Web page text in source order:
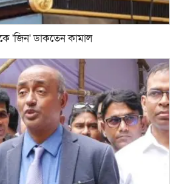
'জিন' ডাকতেন কামাল